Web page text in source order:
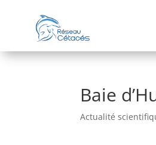
Baie
Actualité